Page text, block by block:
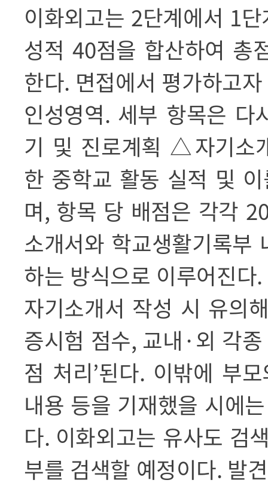
이화외고는 2단계에서 1
성적 40점을 합산하여 총
한다. 면접에서 평가하고
인성영역. 세부 항목은
기 및 진로계획 △자기소
한 중학교 활동 실적 및
며, 항목 당 배점은 각각
소개서와 학교생활기록부
하는 방식으로 이루어진다.
자기소개서 작성 시 유의
증시험 점수, 교내 ·외 각
점 처리’된다. 이밖에 부
내용 등을 기재했을 시에
다. 이화외고는 유사도 검
부를 검색할 예정이다. 발